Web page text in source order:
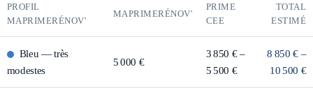
PROFIL
MAPRIMERÉNOV'
MAPRIMERÉNOV'
PRIME
CEE
TOTAL
ESTIMÉ
Bleu —très
modestes
5 000 €
3 850 € –
5 500 €
8 850 € –
10 500 €